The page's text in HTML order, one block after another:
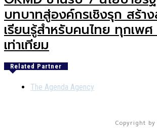
บทบาทสู่องค์กรเชิงรุก สร้า
เรียนรู้สำหรับคนไทย ทุกเพ
เท่าเทียม
Related Partner
The Agenda Agency
Copyright